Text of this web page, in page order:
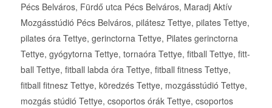
Pécs Belváros, Fürdő utca Pécs Belváros, Maradj Aktív
Mozgásstúdió Pécs Belváros, pilátesz Tettye, pilates Tettye,
pilates óra Tettye, gerinctorna Tettye, Pilates gerinctorna
Tettye, gyógytorna Tettye, tornaóra Tettye, fitball Tettye, fitt-
ball Tettye, fitball labda óra Tettye, fitball fitness Tettye,
fitball fitnesz Tettye, köredzés Tettye, mozgásstúdió Tettye,
mozgás stúdió Tettye, csoportos órák Tettye, csoportos